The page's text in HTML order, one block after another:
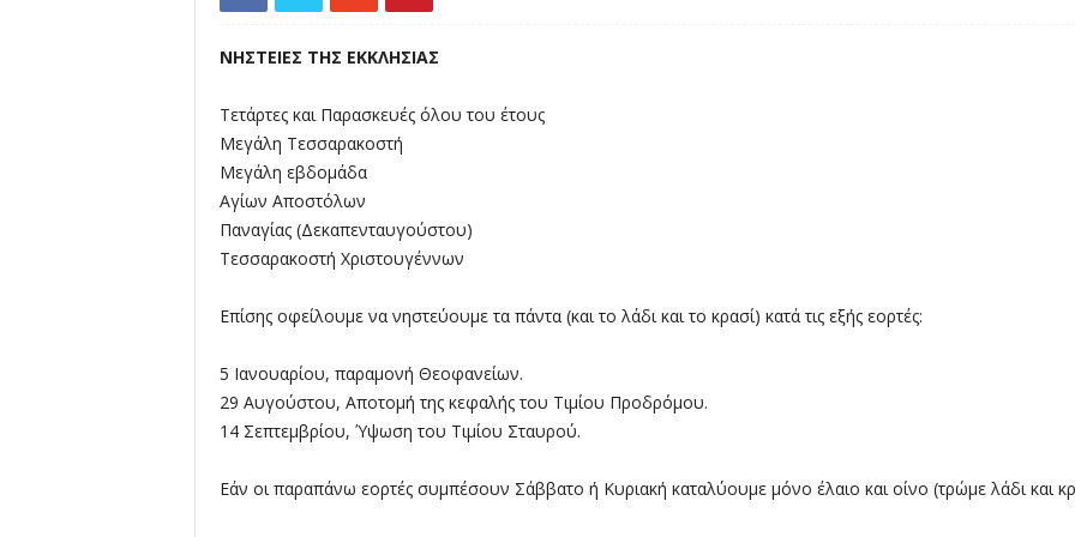
ΝΗΣΤΕΙΕΣ ΤΗΣ ΕΚΚΛΗΣΙΑΣ
Τετάρτες και Παρασκευές όλου του έτους
Μεγάλη Τεσσαρακοστή
Μεγάλη εβδομάδα
Αγίων Αποστόλων
Παναγίας (Δεκαπενταυγούστου)
Τεσσαρακοστή Χριστουγέννων
Επίσης οφείλουμε να νηστεύουμε τα πάντα (και το λάδι και το κρασί) κατά τις εξής εορτές:
5 Ιανουαρίου, παραμονή Θεοφανείων.
29 Αυγούστου, Αποτομή της κεφαλής του Τιμίου Προδρόμου.
14 Σεπτεμβρίου, Ύψωση του Τιμίου Σταυρού.
Εάν οι παραπάνω εορτές συμπέσουν Σάββατο ή Κυριακή καταλύουμε μόνο έλαιο και οίνο (τρώμε λάδι και